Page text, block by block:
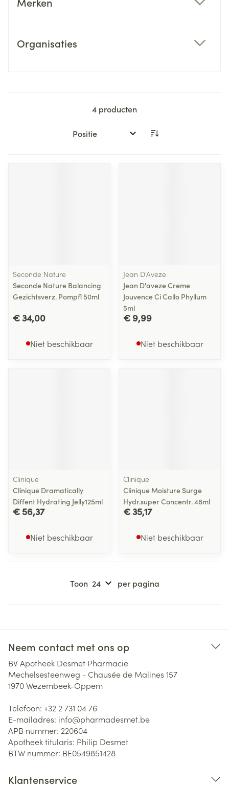
Organisaties
4 producten
Sorteer op:
Seconde Nature
Seconde Nature Balancing
Gezichtsverz. Pompfl 50ml
€ 34,00
Niet beschikbaar
Jean D'Aveze
Jean D'aveze Creme
Jouvence Ci Callo Phyllum
5ml
€ 9,99
Niet beschikbaar
Clinique
Clinique Dramatically
Diffent Hydrating Jelly125ml
€ 56,37
Niet beschikbaar
Clinique
Clinique Moisture Surge
Hydr.super Concentr. 48ml
€ 35,17
Niet beschikbaar
Toon per pagina
Neem contact met ons op
BV Apotheek Desmet Pharmacie
Mechelsesteenweg - Chausée de Malines 157
1970Wezembeek-Oppem
Telefoon: +32 2 731 04 76
E-mailadres: info@pharmadesmet.be
APB nummer: 220604
Apotheek titularis: Philip Desmet
BTW nummer: BE0549851428
Klantenservice